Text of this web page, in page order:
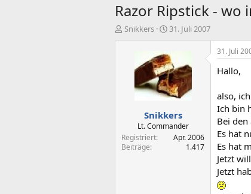
Razor Ripstick -
E
Snikkers
E
t
e
l
l
a
m
31. Juli 2007
Snikkers
Lt. Commander
Registriert
Apr. 2006
Beiträge
1.417
31. Juli
Hallo,
also,
Ich bin
Bei
Es hat
Es hat
Jetzt
Jetzt